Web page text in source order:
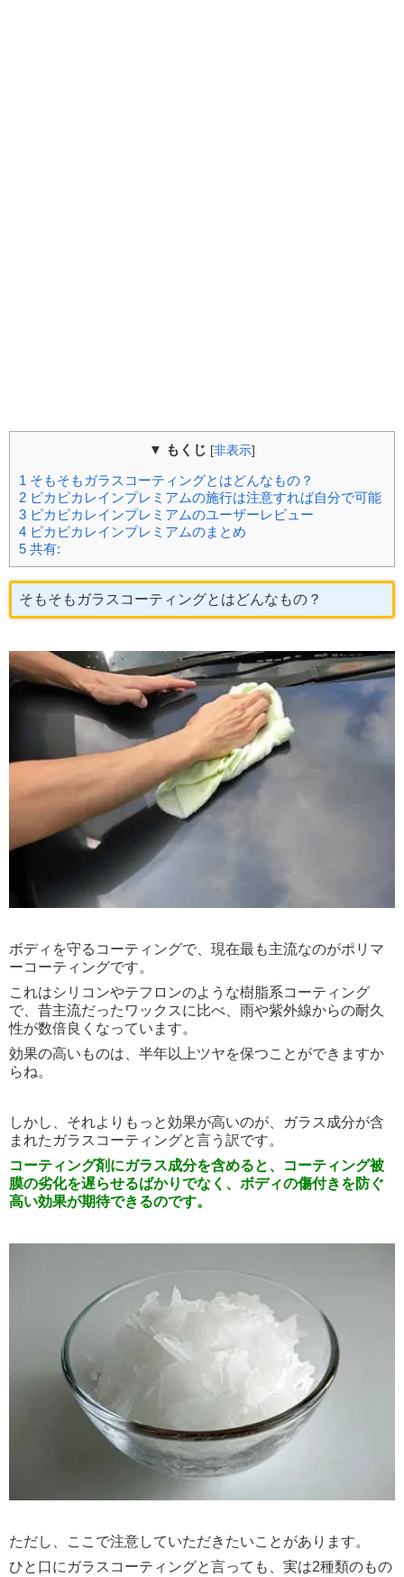
▼ もくじ [非表示]
1 そもそもガラスコーティングとはどんなもの？
2 ピカピカレインプレミアムの施行は注意すれば自分で可能
3 ピカピカレインプレミアムのユーザーレビュー
4 ピカピカレインプレミアムのまとめ
5 共有:
そもそもガラスコーティングとはどんなもの？
ボディを守るコーティングで、現在最も主流なのがポリマ
ーコーティングです。
これはシリコンやテフロンのような樹脂系コーティング
で、昔主流だったワックスに比べ、雨や紫外線からの耐久
性が数倍良くなっています。
効果の高いものは、半年以上ツヤを保つことができますか
らね。
しかし、それよりもっと効果が高いのが、ガラス成分が含
まれたガラスコーティングと言う訳です。
コーティング剤にガラス成分を含めると、コーティング被
膜の劣化を遅らせるばかりでなく、ボディの傷付きを防ぐ
高い効果が期待できるのです。
ただし、ここで注意していただきたいことがあります。
ひと口にガラスコーティングと言っても、実は2種類のもの